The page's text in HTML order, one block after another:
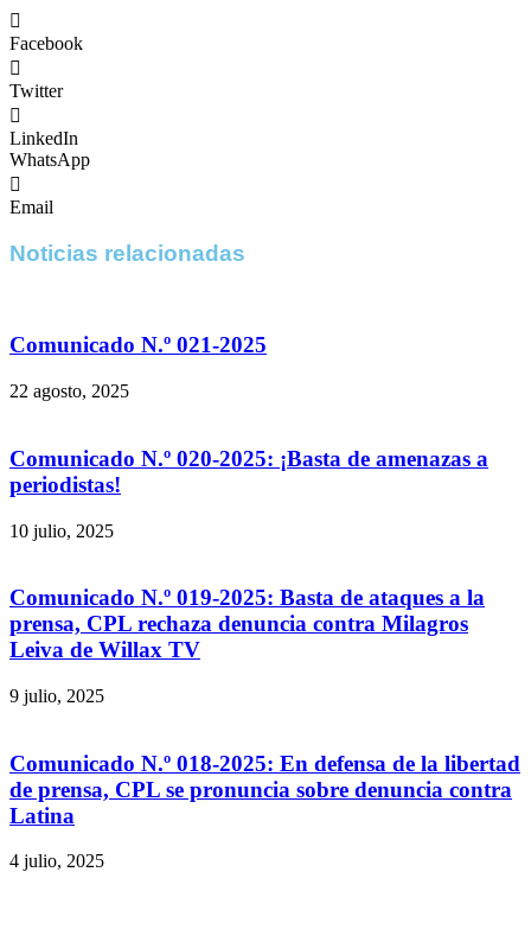
Facebook
Twitter
LinkedIn
WhatsApp
Email
Noticias relacionadas
Comunicado N.º 021-2025
22 agosto, 2025
Comunicado N.º 020-2025: ¡Basta de amenazas a
periodistas!
10 julio, 2025
Comunicado N.º 019-2025: Basta de ataques a la
prensa, CPL rechaza denuncia contra Milagros
Leiva de Willax TV
9 julio, 2025
Comunicado N.º 018-2025: En defensa de la libertad
de prensa, CPL se pronuncia sobre denuncia contra
Latina
4 julio, 2025